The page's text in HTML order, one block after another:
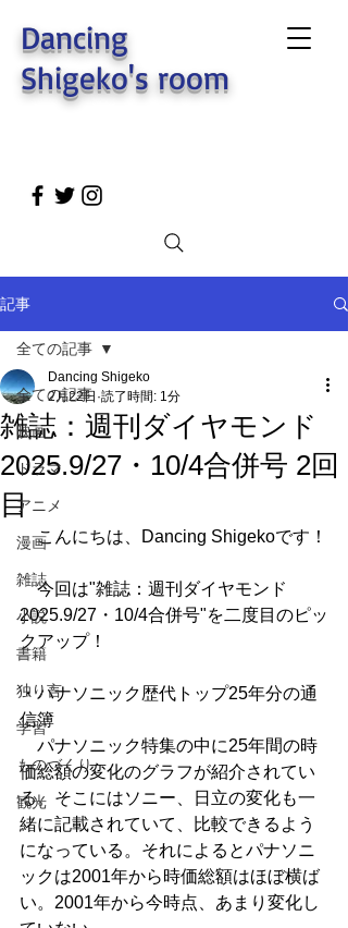
Dancing
Shigeko's room
記事
全ての記事
映画
ドラマ
アニメ
漫画
雑誌
小説
書籍
独り言
学習
ものづくり
観光
全ての記事
雑誌：週刊ダイヤモンド
2025.9/27・10/4合併号 2回
目
Dancing Shigeko
2月22日 読了時間: 1分
こんにちは、Dancing Shigekoです！
今回は"雑誌：週刊ダイヤモンド
2025.9/27・10/4合併号"を二度目のピッ
クアップ！
・パナソニック歴代トップ25年分の通
信簿
パナソニック特集の中に25年間の時
価総額の変化のグラフが紹介されてい
る。そこにはソニー、日立の変化も一
緒に記載されていて、比較できるよう
になっている。それによるとパナソニ
ックは2001年から時価総額はほぼ横ば
い。2001年から今時点、あまり変化し